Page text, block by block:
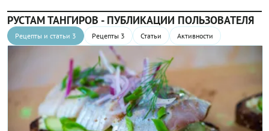
РУСТАМ ТАНГИРОВ - ПУБЛИКАЦИИ ПОЛЬЗОВАТЕЛЯ
Рецепты и статьи 3 Рецепты 3 Статьи Активности